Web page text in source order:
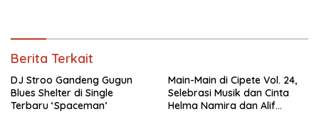
Berita Terkait
DJ Stroo Gandeng Gugun
Blues Shelter di Single
Terbaru ‘Spaceman’
Main-Main di Cipete Vol. 24,
Selebrasi Musik dan Cinta
Helma Namira dan Alif